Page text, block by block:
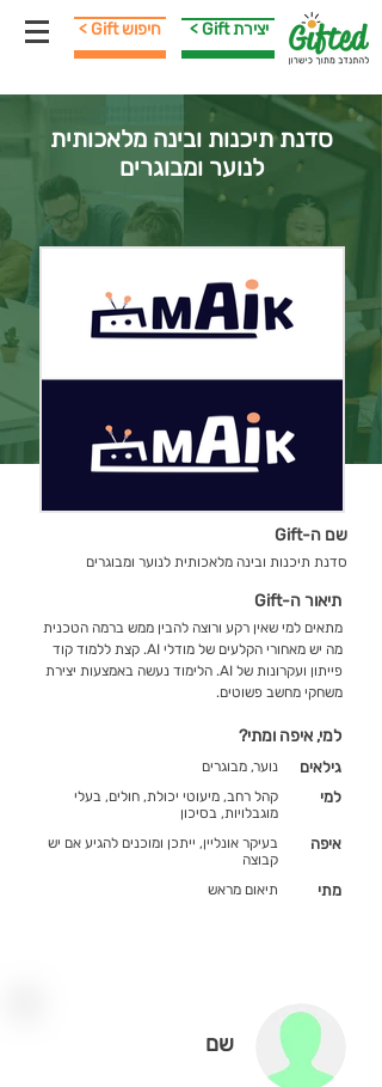
< Gift חיפוש < Gift יצירת
סדנת תיכנות ובינה מלאכותית
לנוער ומבוגרים
שם ה-Gift
סדנת תיכנות ובינה מלאכותית לנוער ומבוגרים
תיאור ה-Gift
מתאים למי שאין רקע ורוצה להבין ממש ברמה הטכנית
מה יש מאחורי הקלעים של מודלי AI. קצת ללמוד קוד
פייתון ועקרונות של AI. הלימוד נעשה באמצעות יצירת
משחקי מחשב פשוטים.
למי, איפה ומתי?
נוער, מבוגרים גילאים
קהל רחב, מיעוטי יכולת, חולים, בעלי
מוגבלויות, בסיכון
למי
בעיקר אונליין, ייתכן ומוכנים להגיע אם יש
קבוצה
איפה
תיאום מראש מתי
שם